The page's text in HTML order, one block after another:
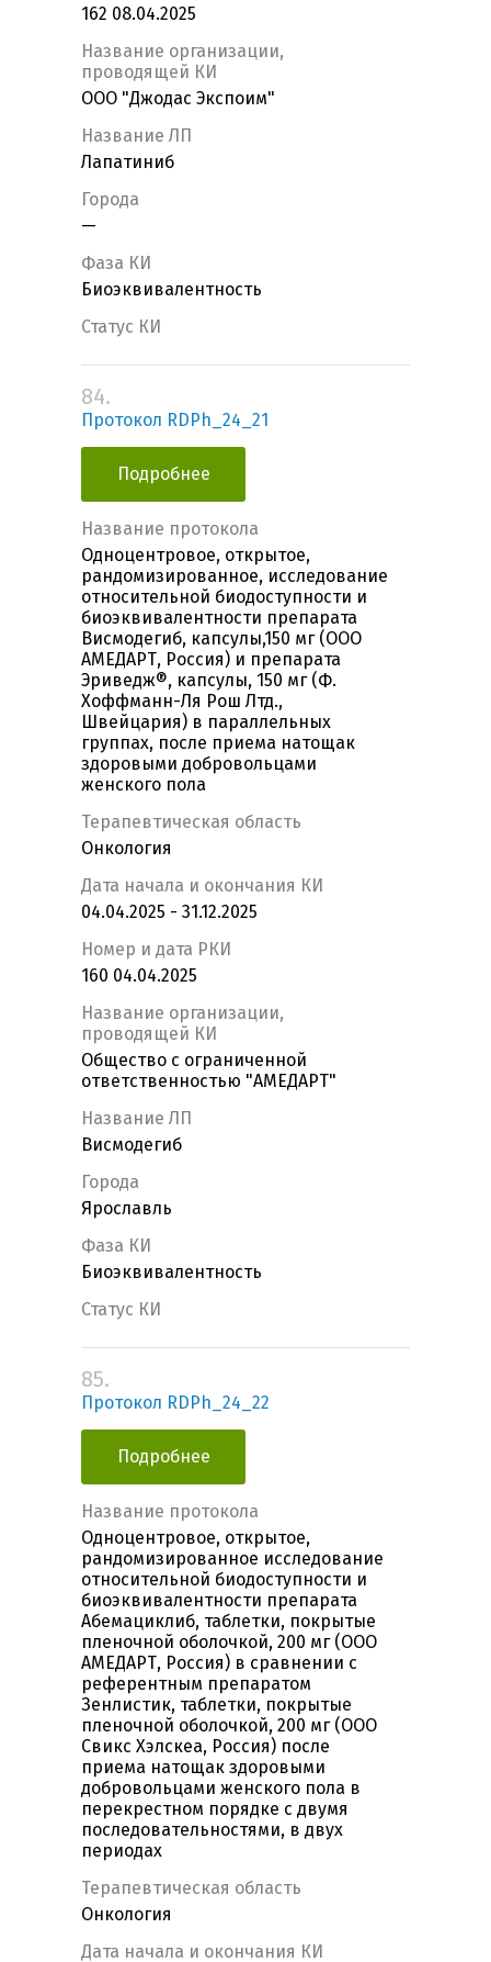
162 08.04.2025
Название организации,
проводящей КИ
ООО "Джодас Экспоим"
Название ЛП
Лапатиниб
Города
—
Фаза КИ
Биоэквивалентность
Статус КИ
84.
Протокол RDPh_24_21
Подробнее
Название протокола
Одноцентровое, открытое,
рандомизированное, исследование
относительной биодоступности и
биоэквивалентности препарата
Висмодегиб, капсулы,150 мг (ООО
АМЕДАРТ, Россия) и препарата
Эриведж®, капсулы, 150 мг (Ф.
Хоффманн-Ля Рош Лтд.,
Швейцария) в параллельных
группах, после приема натощак
здоровыми добровольцами
женского пола
Терапевтическая область
Онкология
Дата начала и окончания КИ
04.04.2025 - 31.12.2025
Номер и дата РКИ
160 04.04.2025
Название организации,
проводящей КИ
Общество с ограниченной
ответственностью "АМЕДАРТ"
Название ЛП
Висмодегиб
Города
Ярославль
Фаза КИ
Биоэквивалентность
Статус КИ
85.
Протокол RDPh_24_22
Подробнее
Название протокола
Одноцентровое, открытое,
рандомизированное исследование
относительной биодоступности и
биоэквивалентности препарата
Абемациклиб, таблетки, покрытые
пленочной оболочкой, 200 мг (ООО
АМЕДАРТ, Россия) в сравнении с
референтным препаратом
Зенлистик, таблетки, покрытые
пленочной оболочкой, 200 мг (ООО
Свикс Хэлскеа, Россия) после
приема натощак здоровыми
добровольцами женского пола в
перекрестном порядке с двумя
последовательностями, в двух
периодах
Терапевтическая область
Онкология
Дата начала и окончания КИ